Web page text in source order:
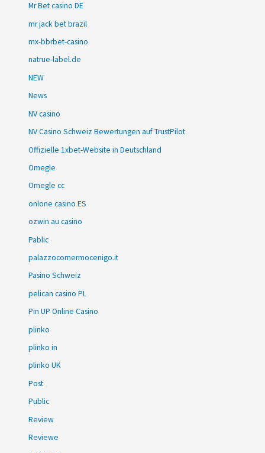
Mr Bet casino DE
mr jack bet brazil
mx-bbrbet-casino
natrue-label.de
NEW
News
NV casino
NV Casino Schweiz Bewertungen auf TrustPilot
Offizielle 1xbet-Website in Deutschland
Omegle
Omegle cc
onlone casino ES
ozwin au casino
Pablic
palazzocornermocenigo.it
Pasino Schweiz
pelican casino PL
Pin UP Online Casino
plinko
plinko in
plinko UK
Post
Public
Review
Reviewe